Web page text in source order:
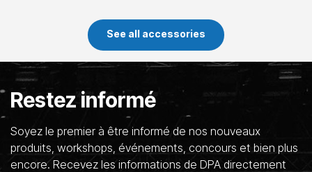
See all accessories
Restez informé
Soyez le premier à être informé de nos nouveaux
produits, workshops, événements, concours et bien plus
encore. Recevez les informations de DPA directement